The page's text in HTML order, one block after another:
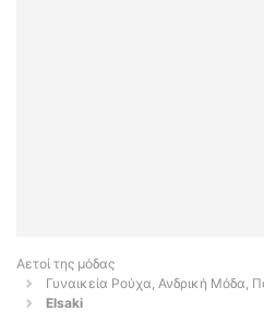
Αετοί της μόδας
Γυναικεία Ρούχα, Ανδρική Μόδα,
Elsaki